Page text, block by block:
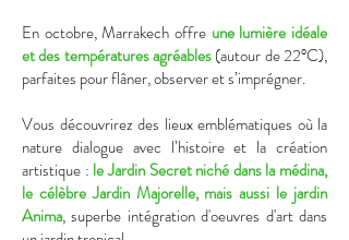
En octobre, Marrakech offre une lumière idéale
et des températures agréables(autour de 22°C),
parfaites pour flâner, observer et s’imprégner.
Vous découvrirez des lieux emblématiques où la
nature dialogue avec l’histoire et la création
artistique : le Jardin Secret niché dans la médina,
le célèbre Jardin Majorelle, mais aussi le jardin
Anima, superbe intégration d'oeuvres d'art dans